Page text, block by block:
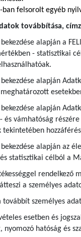
ban felsorolt egyéb
továbbítása,
alapján a
- statisztikai
alapján
alapján
és vámhatóság
alapján az
statisztikai célból a
rendelkező
a személyes
továbbít személyes
esetben és
nyomozó hatóság és